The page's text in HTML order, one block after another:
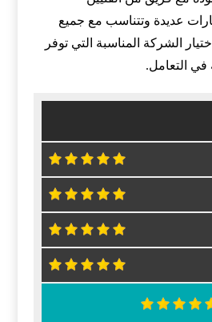
عديدة وتتناسب مع جميع
الشركة المناسبة التي توفر
التعامل.